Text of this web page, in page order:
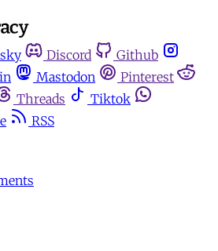
Discord
Github
Mastodon
Pinterest
Threads
Tiktok
RSS